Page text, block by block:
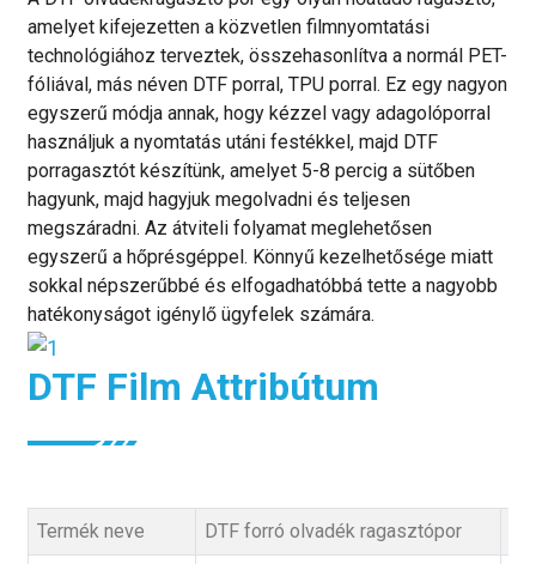
amelyet kifejezetten a közvetlen filmnyomtatási
technológiához terveztek, összehasonlítva a normál PET-
fóliával, más néven DTF porral, TPU porral. Ez egy nagyon
egyszerű módja annak, hogy kézzel vagy adagolóporral
használjuk a nyomtatás utáni festékkel, majd DTF
porragasztót készítünk, amelyet 5-8 percig a sütőben
hagyunk, majd hagyjuk megolvadni és teljesen
megszáradni. Az átviteli folyamat meglehetősen
egyszerű a hőprésgéppel. Könnyű kezelhetősége miatt
sokkal népszerűbbé és elfogadhatóbbá tette a nagyobb
hatékonyságot igénylő ügyfelek számára.
DTF Film Attribútum
Termék neve DTF forró olvadék ragasztópor